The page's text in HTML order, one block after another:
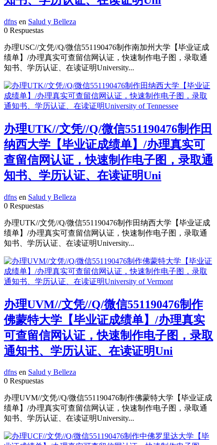
dfns en Salud y Belleza
0 Respuestas
办理USC//文凭//Q/微信551190476制作南加州大学【毕业证成
绩单】/办理真实可查留信网认证，快速制作电子图，录取通
知书、学历认证、在读证明University...
办理UTK//文凭//Q/微信551190476制作田
纳西大学【毕业证成绩单】/办理真实可
查留信网认证，快速制作电子图，录取通
知书、学历认证、在读证明Uni
dfns en Salud y Belleza
0 Respuestas
办理UTK//文凭//Q/微信551190476制作田纳西大学【毕业证成
绩单】/办理真实可查留信网认证，快速制作电子图，录取通
知书、学历认证、在读证明University...
办理UVM//文凭//Q/微信551190476制作
佛蒙特大学【毕业证成绩单】/办理真实
可查留信网认证，快速制作电子图，录取
通知书、学历认证、在读证明Uni
dfns en Salud y Belleza
0 Respuestas
办理UVM//文凭//Q/微信551190476制作佛蒙特大学【毕业证成
绩单】/办理真实可查留信网认证，快速制作电子图，录取通
知书、学历认证、在读证明University...